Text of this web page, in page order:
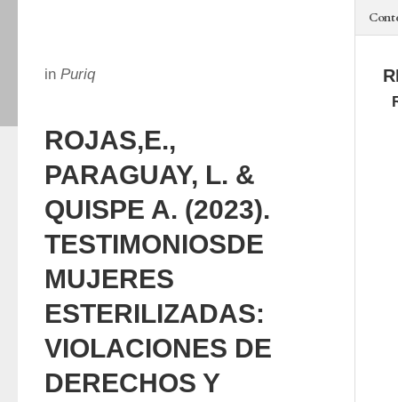
in Puriq
ROJAS,E.,
PARAGUAY, L. &
QUISPE A. (2023).
TESTIMONIOSDE
MUJERES
ESTERILIZADAS:
VIOLACIONES DE
DERECHOS Y